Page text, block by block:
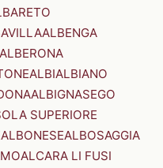
ALBENGA
ALBERONA
ALBIALBIANO
ALBIGNASEGO
SUPERIORE
ALBONESEALBOSAGGIA
ALCARA LI FUSI